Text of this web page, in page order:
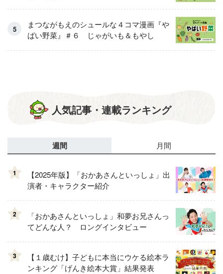
まつながもえのシュールな４コマ漫画『や
ばい野菜』＃６ じゃがいも＆もやし
人気記事・連載ランキング
週間 月間
1
【2025年版】「おかあさんといっしょ」出
演者・キャラクター紹介
2
「おかあさんといっしょ」和夢お兄さんっ
てどんな人？ ロングインタビュー
3
【１歳むけ】子どもに本当にウケる絵本ラ
ンキング「げんき絵本大賞」結果発表